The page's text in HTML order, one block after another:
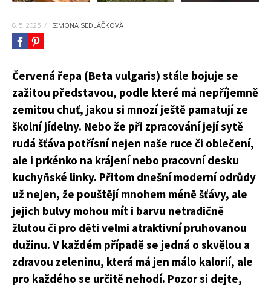
8. 5. 2025 / SIMONA SEDLÁČKOVÁ
Červená řepa (Beta vulgaris) stále bojuje se
zažitou představou, podle které má nepříjemně
zemitou chuť, jakou si mnozí ještě pamatují ze
školní jídelny. Nebo že při zpracování její sytě
rudá šťáva potřísní nejen naše ruce či oblečení,
ale i prkénko na krájení nebo pracovní desku
kuchyňské linky. Přitom dnešní moderní odrůdy
už nejen, že pouštějí mnohem méně šťávy, ale
jejich bulvy mohou mít i barvu netradičně
žlutou či pro děti velmi atraktivní pruhovanou
dužinu. V každém případě se jedná o skvělou a
zdravou zeleninu, která má jen málo kalorií, ale
pro každého se určitě nehodí. Pozor si dejte,